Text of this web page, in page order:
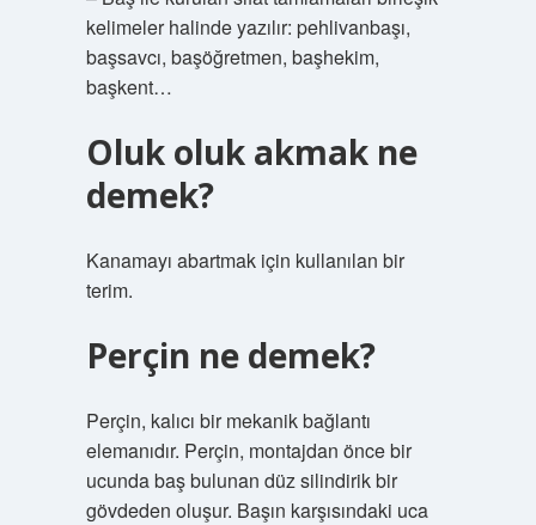
kelimeler halinde yazılır: pehlivanbaşı,
başsavcı, başöğretmen, başhekim,
başkent…
Oluk oluk akmak ne
demek?
Kanamayı abartmak için kullanılan bir
terim.
Perçin ne demek?
Perçin, kalıcı bir mekanik bağlantı
elemanıdır. Perçin, montajdan önce bir
ucunda baş bulunan düz silindirik bir
gövdeden oluşur. Başın karşısındaki uca